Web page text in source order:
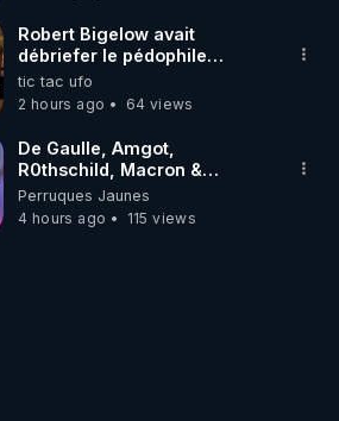
Robert Bigelow avait
débriefer le pédophile
génocidaire de donald j
trump
tic tac ufo
2 hours ago
64 views
De Gaulle, Amgot,
R0thschild, Macron &
Pompidou… Macron Claude
Janvier, GPTV, 18 X 2024
Perruques Jaunes
4 hours ago
115 views